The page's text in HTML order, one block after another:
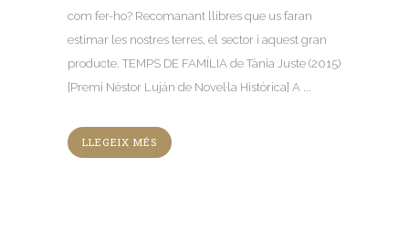
com fer-ho? Recomanant llibres que us faran
estimar les nostres terres, el sector i aquest gran
producte. TEMPS DE FAMÍLIA de Tània Juste (2015)
[Premi Nèstor Luján de Novel·la Històrica] A ...
LLEGEIX MÉS